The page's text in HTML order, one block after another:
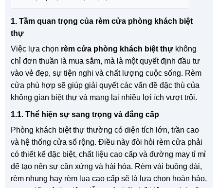
1. Tầm quan trọng của rèm cửa phòng khách biệt
thự
Việc lựa chọn rèm cửa phòng khách biệt thự không
chỉ đơn thuần là mua sắm, mà là một quyết định đầu tư
vào vẻ đẹp, sự tiện nghi và chất lượng cuộc sống. Rèm
cửa phù hợp sẽ giúp giải quyết các vấn đề đặc thù của
không gian biệt thự và mang lại nhiều lợi ích vượt trội.
1.1. Thể hiện sự sang trọng và đẳng cấp
Phòng khách biệt thự thường có diện tích lớn, trần cao
và hệ thống cửa sổ rộng. Điều này đòi hỏi rèm cửa phải
có thiết kế đặc biệt, chất liệu cao cấp và đường may tỉ mỉ
để tạo nên sự cân xứng và hài hòa. Rèm vải buông dài,
rèm nhung hay rèm lụa cao cấp sẽ là lựa chọn hoàn hảo,